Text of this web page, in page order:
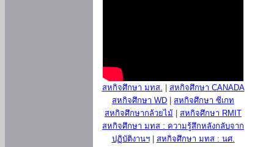
สหกิจศึกษา มทส.
สหกิจศึกษา CANADA
สหกิจศึกษา WD
สหกิจศึกษา ซีเกท
สหกิจศึกษากล้วยไม้
สหกิจศึกษา RMIT
สหกิจศึกษา มทส : ความรู้สึกหลังกลับจาก
ปฏิบัติงานฯ| สหกิจศึกษา มทส : นศ.